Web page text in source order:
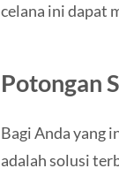
celana ini dapat
Potongan
Bagi Anda yang
adalah solusi